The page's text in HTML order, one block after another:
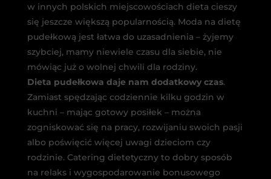
w innych polskich miejscowościach dieta cieszy
się jeszcze większą popularnością. Moda na dietę
pudełkową jest łatwa do uzasadnienia – żyjemy
szybciej, mamy niewiele czasu dla siebie, nie
mówiąc już o wolnej chwili dla rodziny.
Dieta pudełkowa daje nam dodatkowy czas.
Zamiast spędzając codziennie kilku godzin w
kuchni – mając gotowy posiłek – można
zogniskować się na pracy, rozwijaniu swoich pasji
albo poświęcić więcej uwagi dzieciom czy
rodzinie. Catering dietetyczny to dobry sposób
na relaks i wygospodarowanie bonusowego